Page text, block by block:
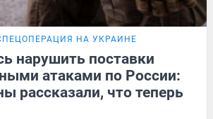
НА УКРАИНЕ
нарушить поставки
атаками по России:
рассказали, что теперь